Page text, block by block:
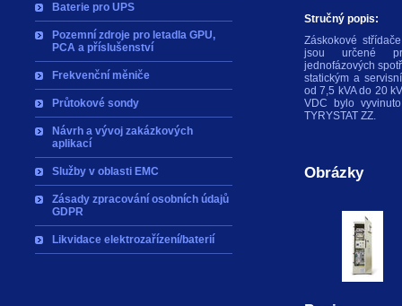
Baterie pro UPS
Pozemní zdroje pro letadla GPU,
PCA a příslušenství
Frekvenční měniče
Průtokové sondy
Návrh a vývoj zakázkových
aplikací
Služby v oblasti EMC
Zásady zpracování osobních údajů
GDPR
Likvidace elektrozařízení/baterií
Stručný popis:
Záskokové
jsou určené
jednofázových
statickým a
od 7,5 kVA do 20
VDC bylo
TYRYSTAT ZZ.
Obrázky